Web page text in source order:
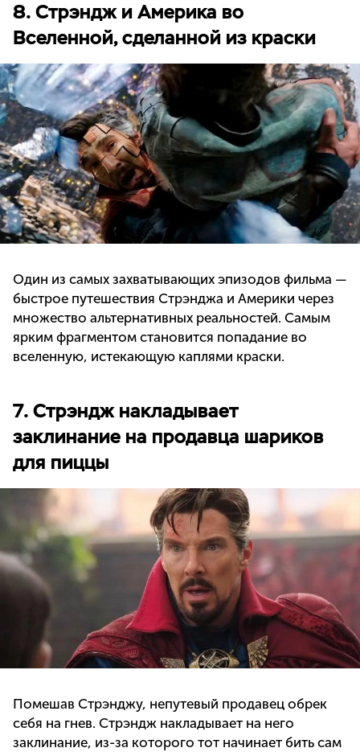
8. Стрэндж и Америка во
Вселенной, сделанной из краски
Один из самых захватывающих эпизодов фильма —
быстрое путешествия Стрэнджа и Америки через
множество альтернативных реальностей. Самым
ярким фрагментом становится попадание во
вселенную, истекающую каплями краски.
7. Стрэндж накладывает
заклинание на продавца шариков
для пиццы
Помешав Стрэнджу, непутевый продавец обрек
себя на гнев. Стрэндж накладывает на него
заклинание, из-за которого тот начинает бить сам